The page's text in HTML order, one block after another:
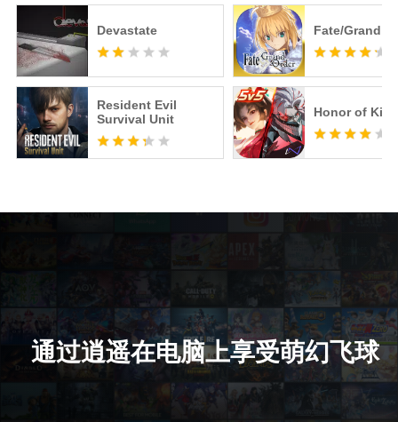
Devastate
Resident Evil
Survival Unit
Fate/Grand
Honor of
通过逍遥在电脑上享受萌幻飞球